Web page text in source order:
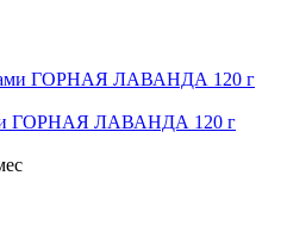
ГОРНАЯ ЛАВАНДА 120 г